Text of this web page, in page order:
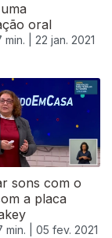
oral
min. | 22 jan. 2021
sons com o
a placa
min. | 05 fev. 2021